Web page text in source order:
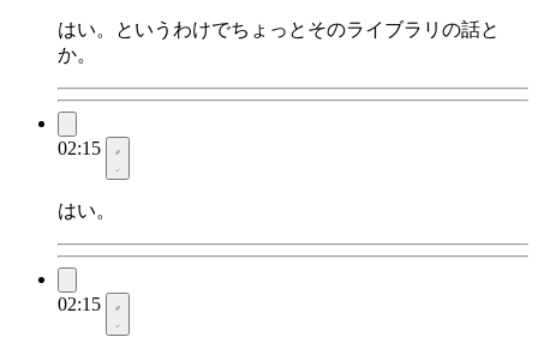
はい。というわけでちょっとそのライブラリの話と
か。
02:15
はい。
02:15